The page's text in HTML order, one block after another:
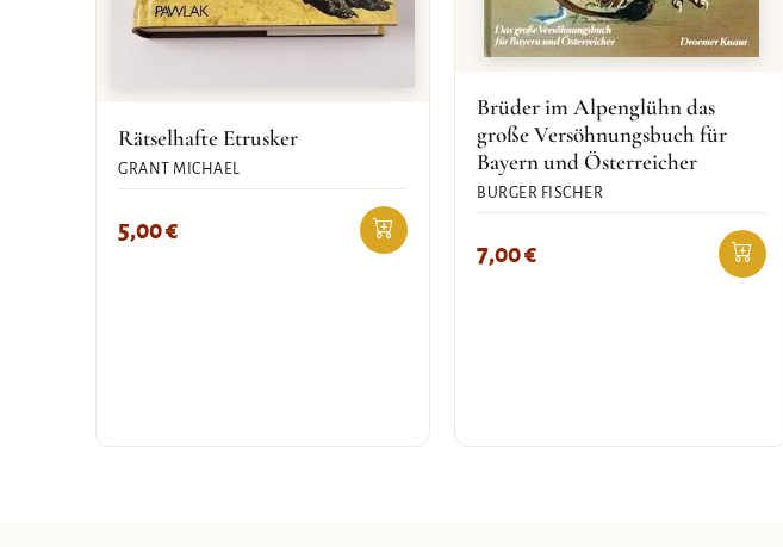
Rätselhafte Etrusker
GRANT MICHAEL
5,00€
Brüder im Alpenglühn das
große Versöhnungsbuch für
Bayern und Österreicher
BURGER FISCHER
7,00€